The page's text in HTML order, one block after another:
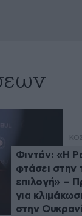
Φιντάν: «Η
φτάσει στην
επιλογή» –
για
στην